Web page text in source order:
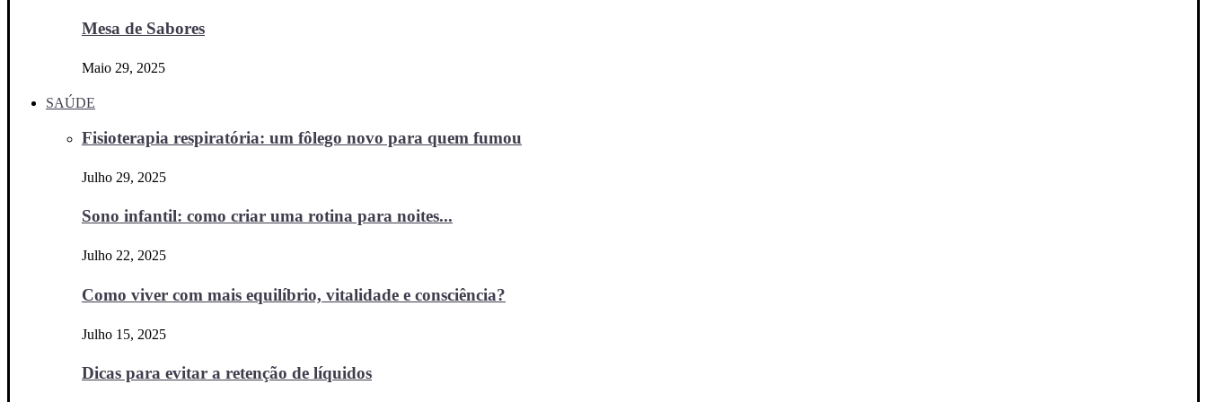
Mesa de Sabores
Maio 29, 2025
SAÚDE
Fisioterapia respiratória: um fôlego novo para quem fumou
Julho 29, 2025
Sono infantil: como criar uma rotina para noites...
Julho 22, 2025
Como viver com mais equilíbrio, vitalidade e consciência?
Julho 15, 2025
Dicas para evitar a retenção de líquidos